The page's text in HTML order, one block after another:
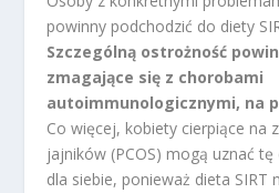
powinny podchodzić do diety
Szczególną ostrożność
zmagające się z chorobami
autoimmunologicznymi, na
Co więcej, kobiety cierpiące na
jajników (PCOS) mogą uznać tę
dla siebie, ponieważ dieta SIRT